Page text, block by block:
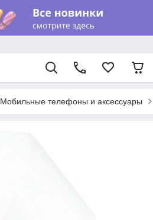
Мобильные телефоны и аксессуары